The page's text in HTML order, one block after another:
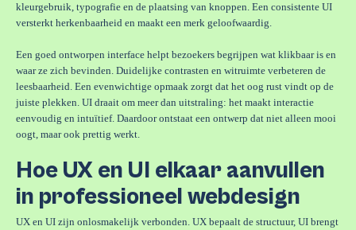
kleurgebruik, typografie en de plaatsing van knoppen. Een consistente UI
versterkt herkenbaarheid en maakt een merk geloofwaardig.
Een goed ontworpen interface helpt bezoekers begrijpen wat klikbaar is en
waar ze zich bevinden. Duidelijke contrasten en witruimte verbeteren de
leesbaarheid. Een evenwichtige opmaak zorgt dat het oog rust vindt op de
juiste plekken. UI draait om meer dan uitstraling: het maakt interactie
eenvoudig en intuïtief. Daardoor ontstaat een ontwerp dat niet alleen mooi
oogt, maar ook prettig werkt.
Hoe UX en UI elkaar aanvullen
in professioneel webdesign
UX en UI zijn onlosmakelijk verbonden. UX bepaalt de structuur, UI brengt